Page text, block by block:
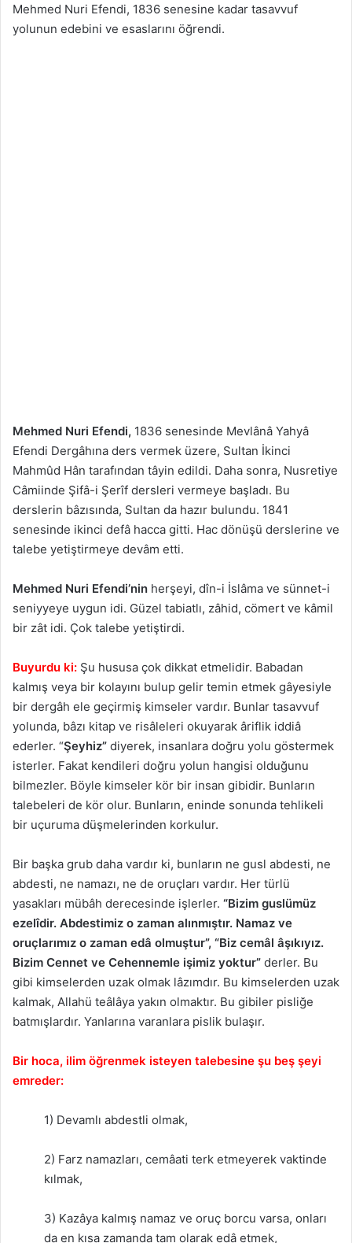
Mehmed Nuri Efendi, 1836 senesine kadar tasavvuf
yolunun edebini ve esaslarını öğrendi.
Mehmed Nuri Efendi, 1836 senesinde Mevlânâ Yahyâ
Efendi Dergâhına ders vermek üzere, Sultan İkinci
Mahmûd Hân tarafından tâyin edildi. Daha sonra, Nusretiye
Câmiinde Şifâ-i Şerîf dersleri vermeye başladı. Bu
derslerin bâzısında, Sultan da hazır bulundu. 1841
senesinde ikinci defâ hacca gitti. Hac dönüşü derslerine ve
talebe yetiştirmeye devâm etti.
Mehmed Nuri Efendi’nin herşeyi, dîn-i İslâma ve sünnet-i
seniyyeye uygun idi. Güzel tabiatlı, zâhid, cömert ve kâmil
bir zât idi. Çok talebe yetiştirdi.
Buyurdu ki: Şu hususa çok dikkat etmelidir. Babadan
kalmış veya bir kolayını bulup gelir temin etmek gâyesiyle
bir dergâh ele geçirmiş kimseler vardır. Bunlar tasavvuf
yolunda, bâzı kitap ve risâleleri okuyarak âriflik iddiâ
ederler. “Şeyhiz” diyerek, insanlara doğru yolu göstermek
isterler. Fakat kendileri doğru yolun hangisi olduğunu
bilmezler. Böyle kimseler kör bir insan gibidir. Bunların
talebeleri de kör olur. Bunların, eninde sonunda tehlikeli
bir uçuruma düşmelerinden korkulur.
Bir başka grub daha vardır ki, bunların ne gusl abdesti, ne
abdesti, ne namazı, ne de oruçları vardır. Her türlü
yasakları mübâh derecesinde işlerler. “Bizim guslümüz
ezelîdir. Abdestimiz o zaman alınmıştır. Namaz ve
oruçlarımız o zaman edâ olmuştur”, “Biz cemâl âşıkıyız.
Bizim Cennet ve Cehennemle işimiz yoktur” derler. Bu
gibi kimselerden uzak olmak lâzımdır. Bu kimselerden uzak
kalmak, Allahü teâlâya yakın olmaktır. Bu gibiler pisliğe
batmışlardır. Yanlarına varanlara pislik bulaşır.
Bir hoca, ilim öğrenmek isteyen talebesine şu beş şeyi
emreder:
1) Devamlı abdestli olmak,
2) Farz namazları, cemâati terk etmeyerek vaktinde
kılmak,
3) Kazâya kalmış namaz ve oruç borcu varsa, onları
da en kısa zamanda tam olarak edâ etmek,